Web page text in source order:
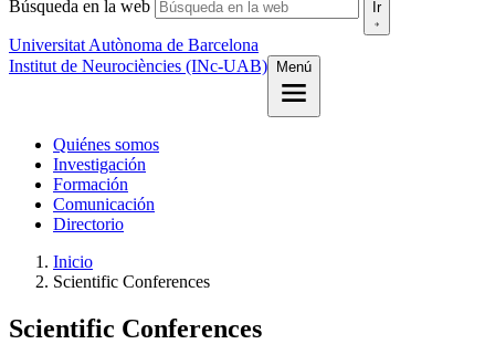
Búsqueda en la web Ir
Universitat Autònoma de Barcelona
Institut de Neurociències (INc-UAB)
Menú
Quiénes somos
Investigación
Formación
Comunicación
Directorio
Inicio
Scientific Conferences
Scientific Conferences